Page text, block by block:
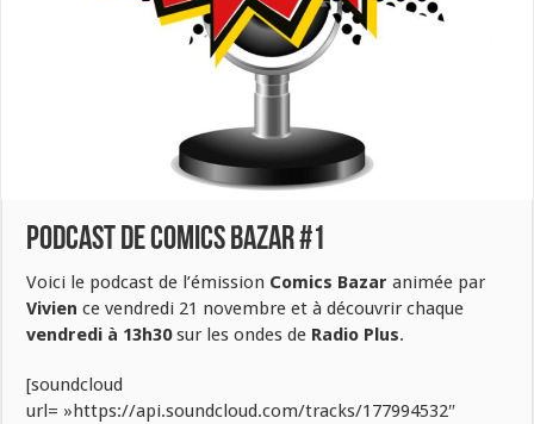
Podcast de Comics Bazar #1
Voici le podcast de l’émission Comics Bazar animée par
Vivien ce vendredi 21 novembre et à découvrir chaque
vendredi à 13h30sur les ondes de Radio Plus.
[soundcloud
url= »https://api.soundcloud.com/tracks/177994532″